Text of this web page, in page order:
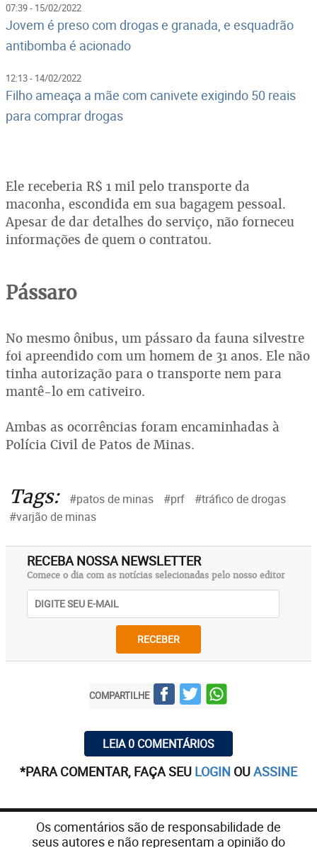
07:39 - 15/02/2022
Jovem é preso com drogas e granada, e esquadrão
antibomba é acionado
12:13 - 14/02/2022
Filho ameaça a mãe com canivete exigindo 50 reais
para comprar drogas
Ele receberia R$ 1 mil pelo transporte da
maconha, escondida em sua bagagem pessoal.
Apesar de dar detalhes do serviço, não forneceu
informações de quem o contratou.
Pássaro
No mesmo ônibus, um pássaro da fauna silvestre
foi apreendido com um homem de 31 anos. Ele não
tinha autorização para o transporte nem para
mantê-lo em cativeiro.
Ambas as ocorrências foram encaminhadas à
Polícia Civil de Patos de Minas.
Tags: #patos de minas #prf
#tráfico de drogas
#varjão de minas
RECEBA NOSSA NEWSLETTER
Comece o dia com as notícias selecionadas pelo nosso editor
RECEBER
COMPARTILHE
LEIA 0 COMENTÁRIOS
*PARA COMENTAR, FAÇA SEU LOGIN OUASSINE
Os comentários são de responsabilidade de
seus autores e não representam a opinião do